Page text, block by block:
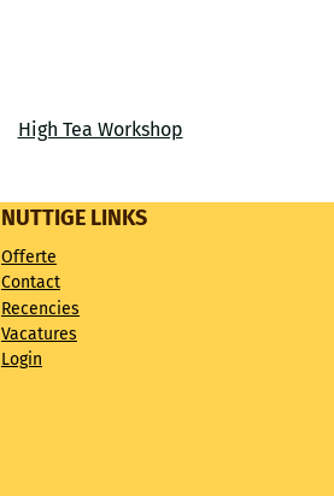
High Tea Workshop
NUTTIGE LINKS
Offerte
Contact
Recencies
Vacatures
Login